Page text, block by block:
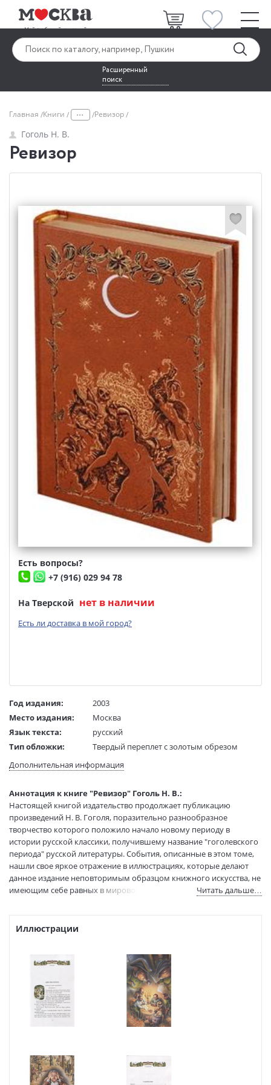
Расширенный
поиск
Главная Книги ... Ревизор
Гоголь Н. В.
Ревизор
Есть вопросы?
+7 (916) 029 94 78
На Тверской нет в наличии
Есть ли доставка в мой город?
Год издания:
2003
Место издания:
Москва
Язык текста:
русский
Тип обложки:
Твердый переплет с золотым обрезом
Формат:
60х84 1/16
Вес:
805 гр.
Страниц:
424
Тираж:
1500 экз.
Код товара:
197041
Артикул:
586
ISBN:
5-7827-0076-9
В продаже с:
16.06.2003
Дополнительная информация
Аннотация к книге "Ревизор" Гоголь Н. В.:
Настоящей книгой издательство продолжает публикацию
произведений Н. В. Гоголя, поразительно разнообразное
творчество которого положило начало новому периоду в
истории русской классики, получившему название "гоголевского
периода" русской литературы. События, описанные в этом томе,
нашли свое яркое отражение в иллюстрациях, которые делают
данное издание неповторимым образцом книжного искусства, не
имеющим себе равных в мировой практике книгоиздания
поклонникам великого писателя.
Читать дальше…
Иллюстрации